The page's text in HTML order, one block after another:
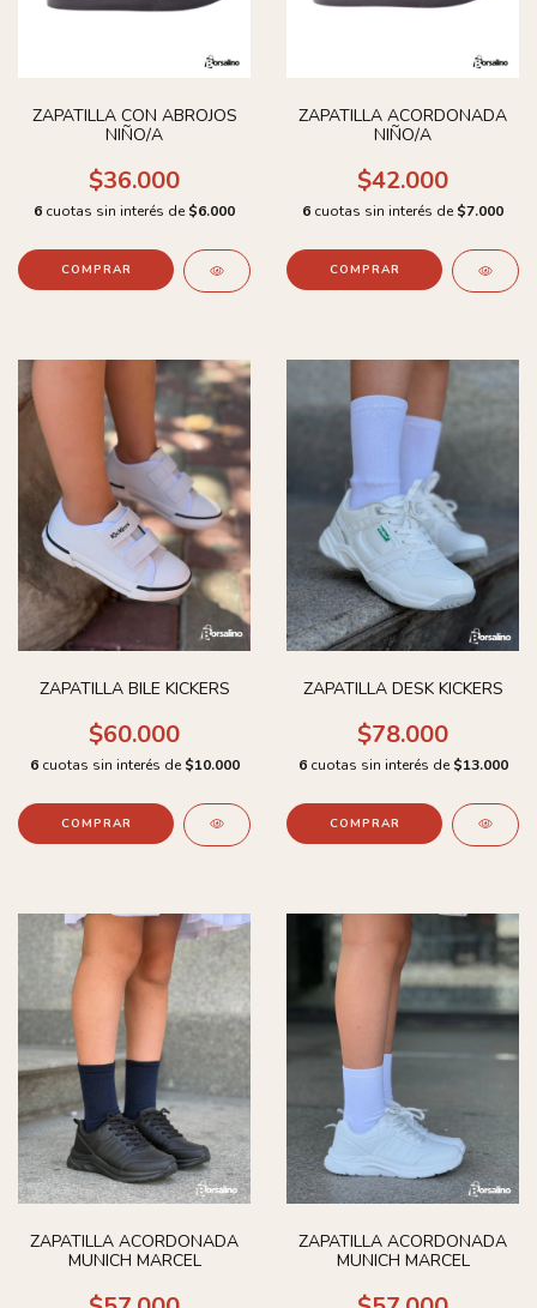
ZAPATILLA CON ABROJOS
NIÑO/A
$36.000
6 cuotas sin interés de $6.000
COMPRAR
ZAPATILLA ACORDONADA
NIÑO/A
$42.000
6 cuotas sin interés de $7.000
COMPRAR
ZAPATILLA BILE KICKERS
$60.000
6 cuotas sin interés de $10.000
COMPRAR
ZAPATILLA DESK KICKERS
$78.000
6 cuotas sin interés de $13.000
COMPRAR
ZAPATILLA ACORDONADA
MUNICH MARCEL
ZAPATILLA ACORDONADA
MUNICH MARCEL